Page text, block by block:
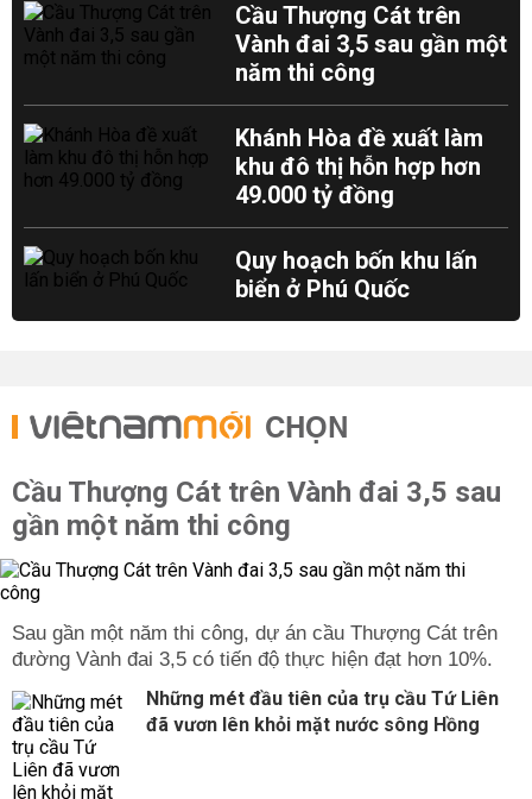
Cầu Thượng Cát trên
Vành đai 3,5 sau gần một
năm thi công
Khánh Hòa đề xuất làm
khu đô thị hỗn hợp hơn
49.000 tỷ đồng
Quy hoạch bốn khu lấn
biển ở Phú Quốc
CHỌN
Cầu Thượng Cát trên Vành đai 3,5 sau
gần một năm thi công
Sau gần một năm thi công, dự án cầu Thượng Cát trên
đường Vành đai 3,5 có tiến độ thực hiện đạt hơn 10%.
Những mét đầu tiên của trụ cầu Tứ Liên
đã vươn lên khỏi mặt nước sông Hồng